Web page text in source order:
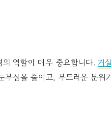
역할이 매우 중요합니다. 거
심을 줄이고, 부드러운 분위